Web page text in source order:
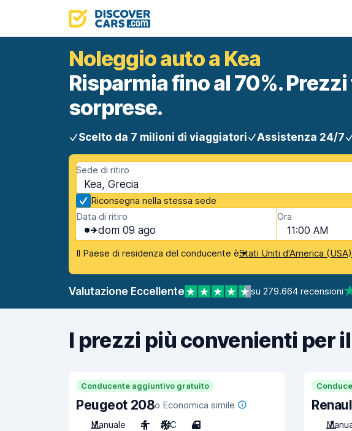
Noleggio auto a Kea
Risparmia fino al 70%.
sorprese.
Scelto da 7 milioni di viaggiatori Assistenza 24/7
Sede di ritiro
Kea, Grecia
Riconsegna nella stessa sede
Data di ritiro
dom 09 ago
Ora
11:00 AM
Il Paese di residenza del conducente èStati Uniti d'America (USA)
Valutazione Eccellente su 279.664 recensioni
I prezzi più convenienti per
Conducente aggiuntivo gratuito
Peugeot 208o Economica simile
Manuale
4 A/C 4